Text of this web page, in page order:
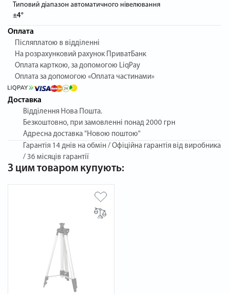
Типовий діапазон автоматичного нівелювання
±4°
Оплата
Післяплатою в відділенні
На розрахунковий рахунок ПриватБанк
Оплата карткою, за допомогою LiqPay
Оплата за допомогою «Оплата частинами»
Доставка
Відділення Нова Пошта.
Безкоштовно, при замовленні понад 2000 грн
Адресна доставка "Новою поштою"
Гарантія 14 днів на обмін / Офіційна гарантія від виробника
/ 36 місяців гарантії
З цим товаром купують: